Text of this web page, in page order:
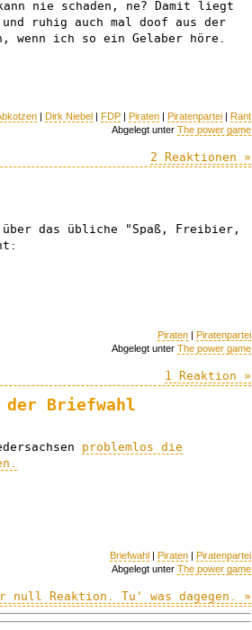
nie schaden, ne? Damit liegt
ruhig auch mal doof aus der
wenn ich so ein Gelaber höre.
| Dirk Niebel | FDP | Piraten | Piratenpartei | Rant
Abgelegt unter The power game
2 Reaktionen »
das übliche "Spaß, Freibier,
Piraten | Piratenpartei
Abgelegt unter The power game
1 Reaktion »
der Briefwahl
problemlos die
Briefwahl | Piraten | Piratenpartei
Abgelegt unter The power game
null Reaktion. Tu' was dagegen. »